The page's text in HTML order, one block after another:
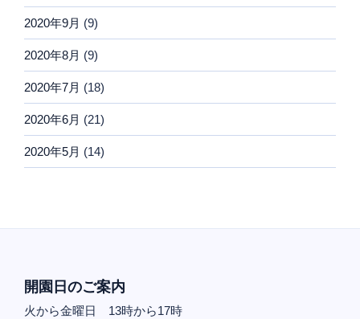
2020年9月 (9)
2020年8月 (9)
2020年7月 (18)
2020年6月 (21)
2020年5月 (14)
開園日のご案内
火から金曜日 13時から17時